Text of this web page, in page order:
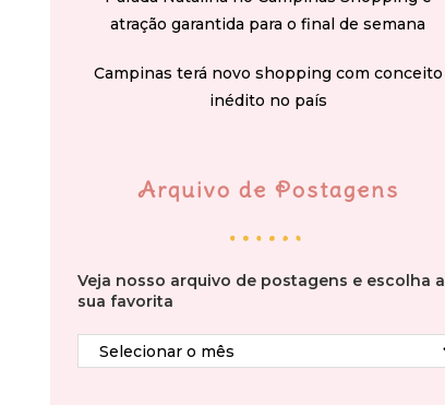
atração garantida para o final de semana
Campinas terá novo shopping com conceito
inédito no país
Arquivo de Postagens
Veja nosso arquivo de postagens e escolha a
sua favorita